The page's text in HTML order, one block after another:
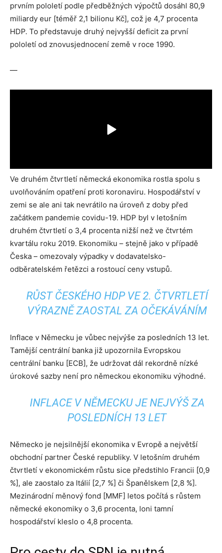
prvním pololetí podle předběžných výpočtů dosáhl 80,9
miliardy eur [téměř 2,1 bilionu Kč], což je 4,7 procenta
HDP. To představuje druhý nejvyšší deficit za první
pololetí od znovusjednocení země v roce 1990.
—
Ve druhém čtvrtletí německá ekonomika rostla spolu s
uvolňováním opatření proti koronaviru. Hospodářství v
zemi se ale ani tak nevrátilo na úroveň z doby před
začátkem pandemie covidu-19. HDP byl v letošním
druhém čtvrtletí o 3,4 procenta nižší než ve čtvrtém
kvartálu roku 2019. Ekonomiku – stejně jako v případě
Česka – omezovaly výpadky v dodavatelsko-
odběratelském řetězci a rostoucí ceny vstupů.
RŮST ČESKÉHO HDP VE 2. ČTVRTLETÍ
VÝRAZNĚ ZAOSTAL ZA OČEKÁVÁNÍM
Inflace v Německu je vůbec nejvýše za posledních 13 let.
Tamější centrální banka již upozornila Evropskou
centrální banku [ECB], že udržovat dál rekordně nízké
úrokové sazby není pro německou ekonomiku výhodné.
INFLACE V NĚMECKU JE NEJVÝŠ ZA
POSLEDNÍCH 13 LET
Německo je nejsilnější ekonomika v Evropě a největší
obchodní partner České republiky. V letošním druhém
čtvrtletí v ekonomickém růstu sice předstihlo Francii [0,9
%], ale zaostalo za Itálií [2,7 %] či Španělskem [2,8 %].
Mezinárodní měnový fond [MMF] letos počítá s růstem
německé ekonomiky o 3,6 procenta, loni tamní
hospodářství kleslo o 4,8 procenta.